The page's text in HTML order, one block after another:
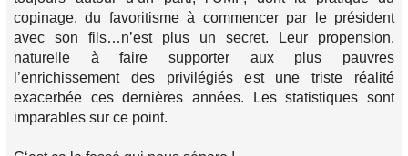
copinage, du favoritisme à commencer par le président
avec son fils…n’est plus un secret. Leur propension,
naturelle à faire supporter aux plus pauvres
l’enrichissement des privilégiés est une triste réalité
exacerbée ces dernières années. Les statistiques sont
imparables sur ce point.